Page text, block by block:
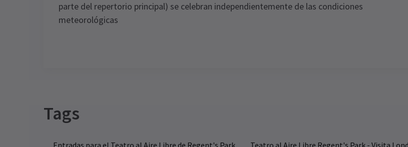
parte del repertorio principal) se celebran independientemente de las condiciones
meteorológicas
Tags
Entradas para el Teatro al Aire Libre de Regent's Park Teatro al Aire Libre Regent's Park - Visita